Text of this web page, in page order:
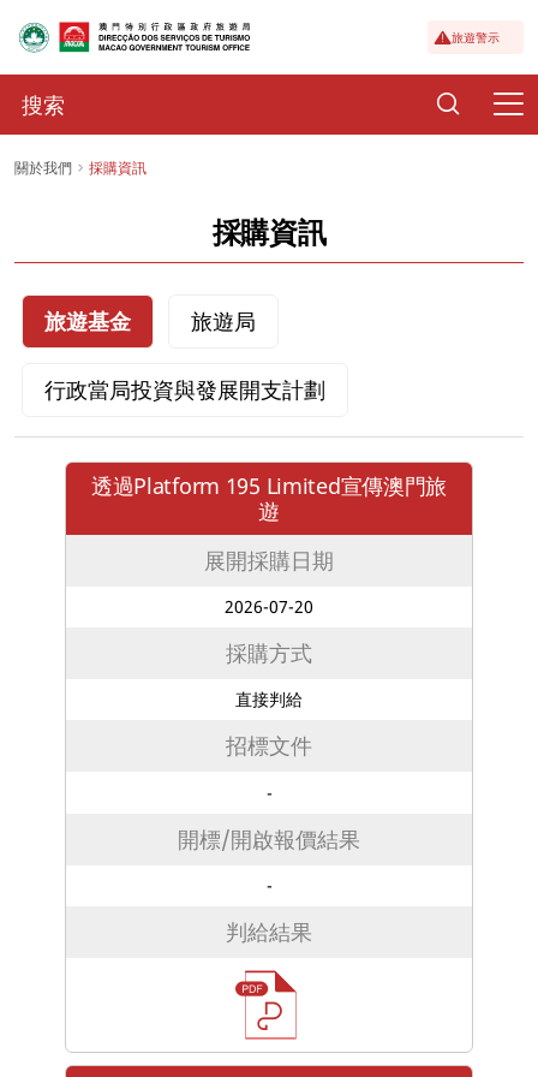
旅遊警示
關於我們 採購資訊
採購資訊
旅遊基金 旅遊局
行政當局投資與發展開支計劃
透過Platform 195 Limited宣傳澳門旅
遊
展開採購日期
2026-07-20
採購方式
直接判給
招標文件
-
開標/開啟報價結果
-
判給結果